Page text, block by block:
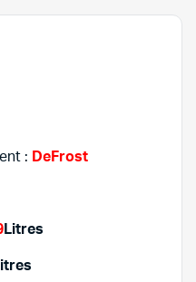
: DeFrost
Litres